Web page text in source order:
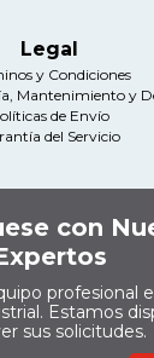
Legal
y Condiciones
Mantenimiento y
de Envío
del Servicio
con
profesional
Estamos
sus solicitudes.